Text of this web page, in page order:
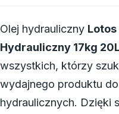
Olej hydrauliczny Lotos
Hydrauliczny 17kg
wszystkich, którzy
wydajnego produktu
hydraulicznych. Dzięki